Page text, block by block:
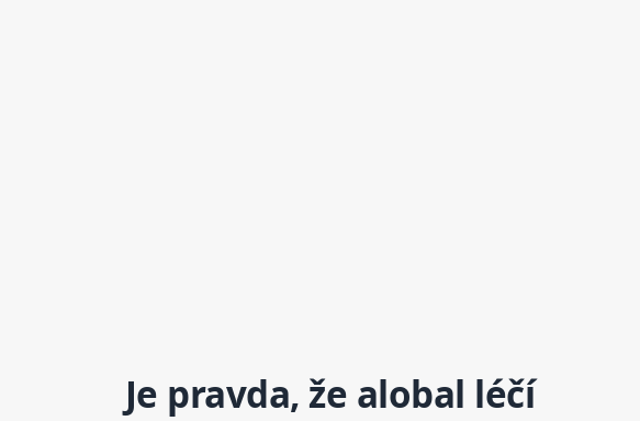
Je pravda, že alobal léčí